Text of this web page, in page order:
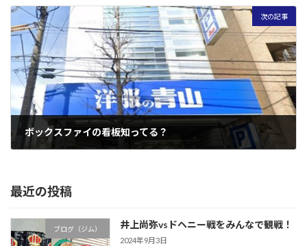
次の記事
ボックスファイの看板知ってる？
最近の投稿
ブログ（ジム） 井上尚弥vsドヘニー戦をみんなで観戦！
2024年9月3日